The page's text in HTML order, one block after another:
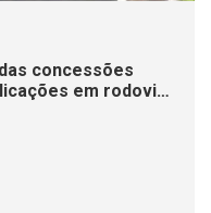
concessões
em rodovias